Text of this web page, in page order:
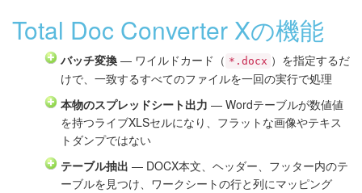
Total Doc Converter Xの機能
バッチ変換 — ワイルドカード（ *.docx ）を指定するだ
けで、一致するすべてのファイルを一回の実行で処理
本物のスプレッドシート出力 — Wordテーブルが数値値
を持つライブXLSセルになり、フラットな画像やテキス
トダンプではない
テーブル抽出 — DOCX本文、ヘッダー、フッター内のテ
ーブルを見つけ、ワークシートの行と列にマッピング